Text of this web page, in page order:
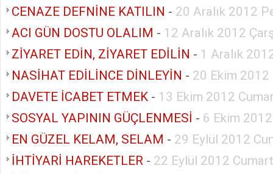
CENAZE DEFNİNE KATILIN - 20 Aralık 2012
ACI GÜN DOSTU OLALIM - 12 Aralık 2012
ZİYARET EDİN, ZİYARET EDİLİN - 1 Aralık
NASİHAT EDİLİNCE DİNLEYİN - 20 Ekim
DAVETE İCABET ETMEK - 13 Ekim 2012
SOSYAL YAPININ GÜÇLENMESİ - 6 Ekim
EN GÜZEL KELAM, SELAM - 29 Eylül 2012
İHTİYARİ HAREKETLER - 22 Eylül 2012